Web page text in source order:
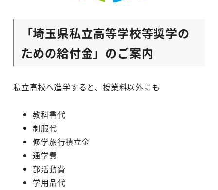
「埼玉県私立高等学校等奨学の
ための給付金」のご案内
私立高校へ進学すると、授業料以外にも
教科書代
制服代
修学旅行積立金
通学費
部活動費
学用品代